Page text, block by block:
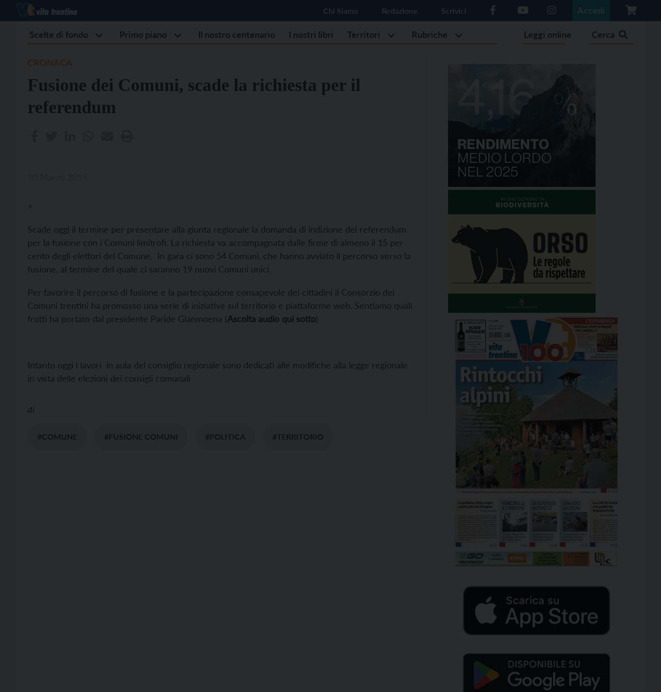
Chi Siamo Redazione Scrivici Accedi
Scelte di fondo Primo piano Il nostro centenario I nostri libri Territori Rubriche Leggi online Cerca
Fusione dei Comuni, scade la richiesta per il
referendum
>
Scade oggi il termine per presentare alla giunta regionale la domanda di indizione del referendum
per la fusione con i Comuni limitrofi. La richiesta va accompagnata dalle firme di almeno il 15 per
cento degli elettori del Comune. In gara ci sono 54 Comuni, che hanno avviato il percorso verso la
fusione, al termine del quale ci saranno 19 nuovi Comuni unici.
Per favorire il percorso di fusione e la partecipazione consapevole dei cittadini il Consorzio dei
Comuni trentini ha promosso una serie di iniziative sul territorio e piattaforme web. Sentiamo quali
frutti ha portato dal presidente Paride Gianmoena (Ascolta audio qui sotto)
Intanto oggi i lavori in aula del consiglio regionale sono dedicati alle modifiche alla legge regionale
in vista delle elezioni dei consigli comunali
di
#COMUNE #FUSIONE COMUNI #POLITICA #TERRITORIO